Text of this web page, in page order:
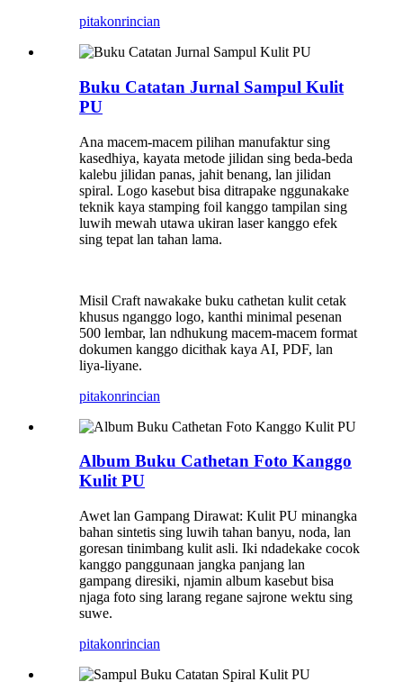
pitakonrincian
Buku Catatan Jurnal Sampul Kulit
PU
Ana macem-macem pilihan manufaktur sing
kasedhiya, kayata metode jilidan sing beda-beda
kalebu jilidan panas, jahit benang, lan jilidan
spiral. Logo kasebut bisa ditrapake nggunakake
teknik kaya stamping foil kanggo tampilan sing
luwih mewah utawa ukiran laser kanggo efek
sing tepat lan tahan lama.
Misil Craft nawakake buku cathetan kulit cetak
khusus nganggo logo, kanthi minimal pesenan
500 lembar, lan ndhukung macem-macem format
dokumen kanggo dicithak kaya AI, PDF, lan
liya-liyane.
pitakonrincian
Album Buku Cathetan Foto Kanggo
Kulit PU
Awet lan Gampang Dirawat: Kulit PU minangka
bahan sintetis sing luwih tahan banyu, noda, lan
goresan tinimbang kulit asli. Iki ndadekake cocok
kanggo panggunaan jangka panjang lan
gampang diresiki, njamin album kasebut bisa
njaga foto sing larang regane sajrone wektu sing
suwe.
pitakonrincian